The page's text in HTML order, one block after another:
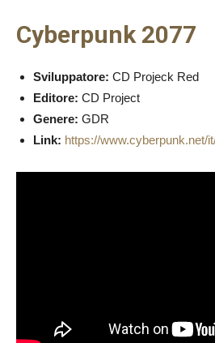
Cyberpunk 2077
Sviluppatore: CD Projeck Red
Editore: CD Project
Genere: GDR
Link: https://www.cyberpunk.net/